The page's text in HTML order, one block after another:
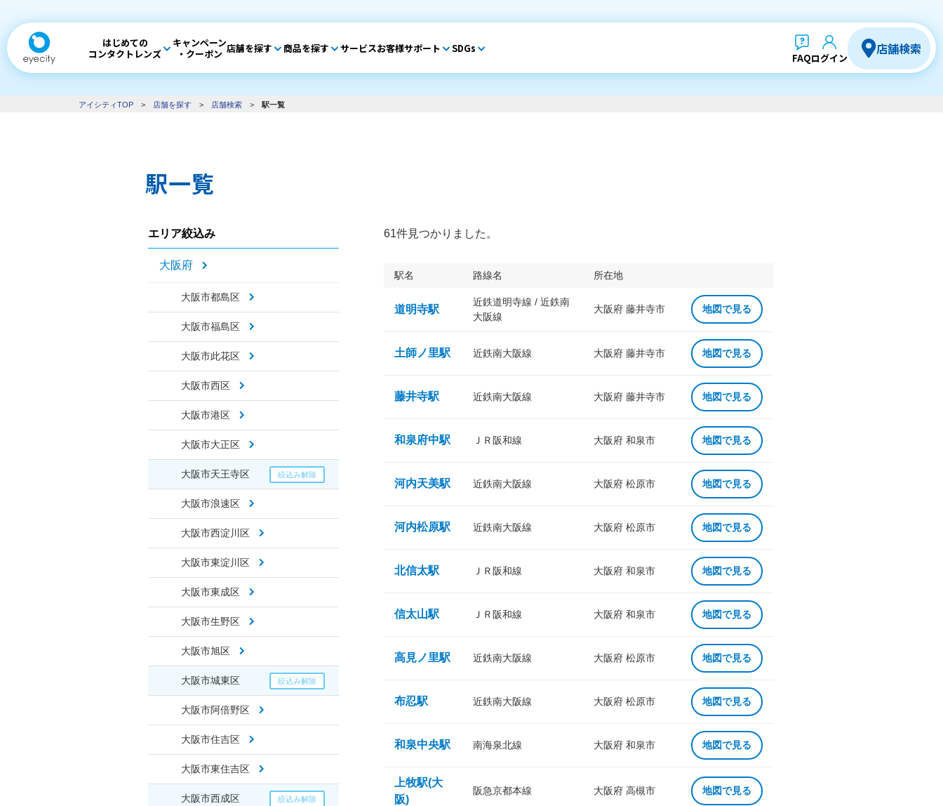
はじめての
コンタクトレンズ
キャンペーン
・クーポン 店舗を探す 商品を探す サービスお客様サポート SDGs
FAQログイン
店舗検索
アイシティTOP > 店舗を探す > 店舗検索 > 駅一覧
駅一覧
エリア絞込み
大阪府
大阪市都島区
大阪市福島区
大阪市此花区
大阪市西区
大阪市港区
大阪市大正区
大阪市天王寺区
大阪市浪速区
大阪市西淀川区
大阪市東淀川区
大阪市東成区
大阪市生野区
大阪市旭区
大阪市城東区
大阪市阿倍野区
大阪市住吉区
大阪市東住吉区
大阪市西成区
61件見つかりました。
駅名 路線名 所在地
道明寺駅
近鉄道明寺線 / 近鉄南
大阪線
大阪府 藤井寺市 地図で見る
土師ノ里駅 近鉄南大阪線 大阪府 藤井寺市 地図で見る
藤井寺駅 近鉄南大阪線 大阪府 藤井寺市 地図で見る
和泉府中駅 ＪＲ阪和線 大阪府 和泉市 地図で見る
河内天美駅 近鉄南大阪線 大阪府 松原市 地図で見る
河内松原駅 近鉄南大阪線 大阪府 松原市 地図で見る
北信太駅 ＪＲ阪和線 大阪府 和泉市 地図で見る
信太山駅 ＪＲ阪和線 大阪府 和泉市 地図で見る
高見ノ里駅 近鉄南大阪線 大阪府 松原市 地図で見る
布忍駅 近鉄南大阪線 大阪府 松原市 地図で見る
和泉中央駅 南海泉北線 大阪府 和泉市 地図で見る
上牧駅(大
阪)
阪急京都本線 大阪府 高槻市 地図で見る